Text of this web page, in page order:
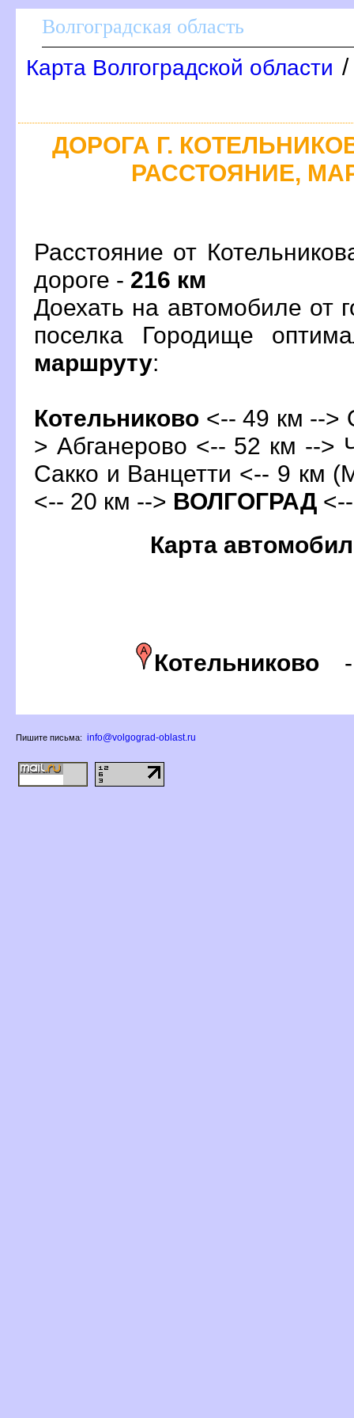
олгоградская область
Карта Волгоградской области /
ДОРОГА Г.
РАССТОЯНИЕ,
Расстояние от
дороге - 216 км
Доехать на автомобиле от
поселка Городище
маршруту:
Котельниково <-- 49 км -->
> Абганерово <-- 52 км -->
Сакко и Ванцетти <-- 9 км
<-- 20 км --> ОЛГОГРАД
Карта
Котельниково
Пишите письма: info@volgograd-oblast.ru